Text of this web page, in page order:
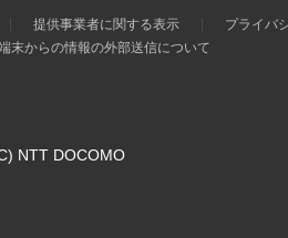
提供事業者に関する表示 プライバ
末からの情報の外部送信について
NTT DOCOMO